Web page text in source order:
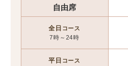
自由席
全日 コース
7時～24時
平日 コース